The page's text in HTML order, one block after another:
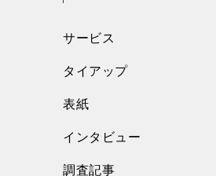
サービス
タイアップ
表紙
インタビュー
調査記事